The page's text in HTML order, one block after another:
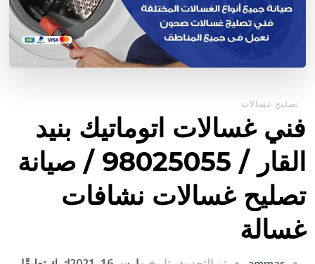
تصليح غسالات
فني غسالات اتوماتيك بنيد
القار / 98025055 / صيانة
تصليح غسالات نشافات
غسالة